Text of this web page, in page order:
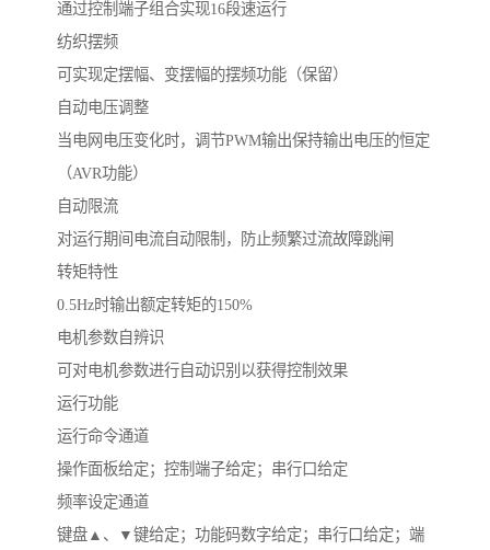
通过控制端子组合实现16段速运行
纺织摆频
可实现定摆幅、变摆幅的摆频功能（保留）
自动电压调整
当电网电压变化时，调节PWM输出保持输出电压的恒定
（AVR功能）
自动限流
对运行期间电流自动限制，防止频繁过流故障跳闸
转矩特性
0.5Hz时输出额定转矩的150%
电机参数自辨识
可对电机参数进行自动识别以获得控制效果
运行功能
运行命令通道
操作面板给定；控制端子给定；串行口给定
频率设定通道
键盘▲、▼键给定；功能码数字给定；串行口给定；端